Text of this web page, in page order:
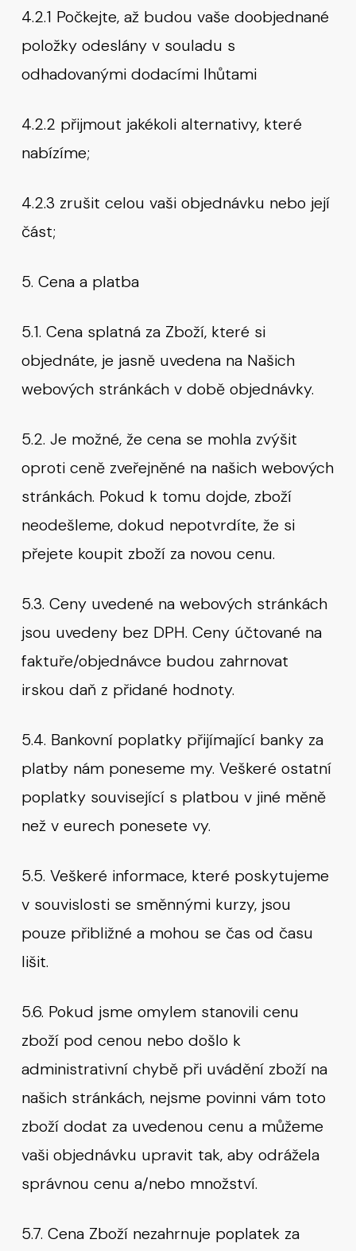
4.2.1 Počkejte, až budou vaše doobjednané
položky odeslány v souladu s
odhadovanými dodacími lhůtami
4.2.2 přijmout jakékoli alternativy, které
nabízíme;
4.2.3 zrušit celou vaši objednávku nebo její
část;
5. Cena a platba
5.1. Cena splatná za Zboží, které si
objednáte, je jasně uvedena na Našich
webových stránkách v době objednávky.
5.2. Je možné, že cena se mohla zvýšit
oproti ceně zveřejněné na našich webových
stránkách. Pokud k tomu dojde, zboží
neodešleme, dokud nepotvrdíte, že si
přejete koupit zboží za novou cenu.
5.3. Ceny uvedené na webových stránkách
jsou uvedeny bez DPH. Ceny účtované na
faktuře/objednávce budou zahrnovat
irskou daň z přidané hodnoty.
5.4. Bankovní poplatky přijímající banky za
platby nám poneseme my. Veškeré ostatní
poplatky související s platbou v jiné měně
než v eurech ponesete vy.
5.5. Veškeré informace, které poskytujeme
v souvislosti se směnnými kurzy, jsou
pouze přibližné a mohou se čas od času
lišit.
5.6. Pokud jsme omylem stanovili cenu
zboží pod cenou nebo došlo k
administrativní chybě při uvádění zboží na
našich stránkách, nejsme povinni vám toto
zboží dodat za uvedenou cenu a můžeme
vaši objednávku upravit tak, aby odrážela
správnou cenu a/nebo množství.
5.7. Cena Zboží nezahrnuje poplatek za